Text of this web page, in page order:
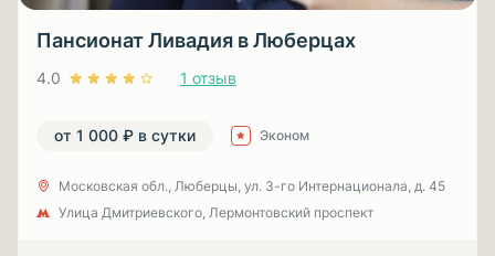
Пансионат Ливадия в Люберцах
4.0 1 отзыв
от 1 000 ₽ в сутки Эконом
Московская обл., Люберцы, ул. 3-гo Интернационала, д. 45
Улица Дмитриевского, Лермонтовский проспект